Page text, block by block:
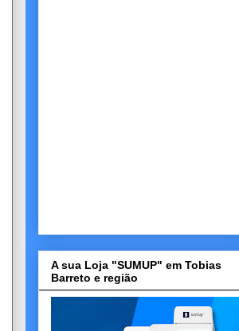
A sua Loja "SUMUP" em Tobias
Barreto e região